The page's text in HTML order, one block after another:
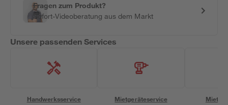
Fragen zum Produkt?
Sofort-Videoberatung aus dem Markt
Unsere passenden Services
Handwerksservice Mietgeräteservice